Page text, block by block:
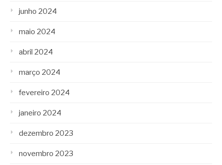
junho 2024
maio 2024
abril 2024
março 2024
fevereiro 2024
janeiro 2024
dezembro 2023
novembro 2023